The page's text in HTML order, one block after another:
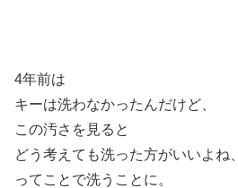
4年前は
キーは洗わなかったんだけど、
この汚さを見ると
どう考えても洗った方がいいよね、
ってことで洗うことに。